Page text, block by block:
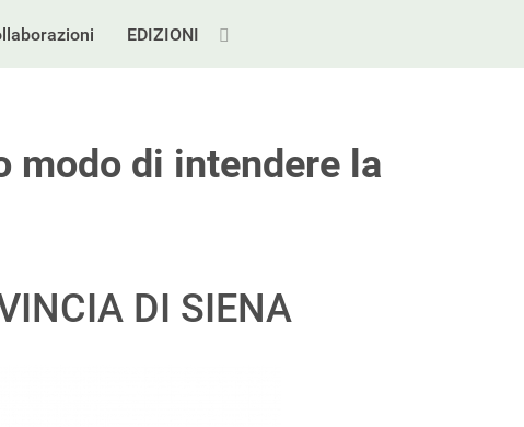
EDIZIONI
modo di intendere la
DI SIENA